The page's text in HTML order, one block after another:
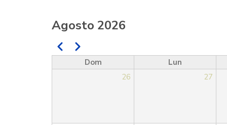
Agosto 2026
Paginación
AnteriorSiguiente
Dom
Lun
26
27